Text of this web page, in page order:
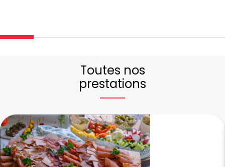
Toutes nos
prestations